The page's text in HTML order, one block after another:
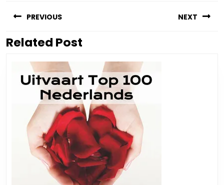
PREVIOUS
Vorig
NEXT
Related Post